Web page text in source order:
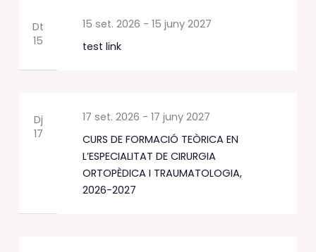
Dt
15
test link
15 set. 2026 - 15 juny 2027
Dj
17
CURS DE FORMACIÓ TEÒRICA EN
L’ESPECIALITAT DE CIRURGIA
ORTOPÈDICA I TRAUMATOLOGIA,
2026-2027
17 set. 2026 - 17 juny 2027